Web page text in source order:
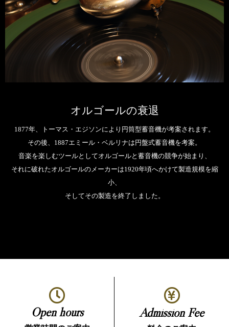
オルゴールの衰退
1877年、トーマス・エジソンにより円筒型蓄音機が考案されます。
その後、1887エミール・ベルリナは円盤式蓄音機を考案。
音楽を楽しむツールとしてオルゴールと蓄音機の競争が始まり、
それに破れたオルゴールのメーカーは1920年頃へかけて製造規模を縮
小、
そしてその製造を終了しました。
Open hours Admission Fee